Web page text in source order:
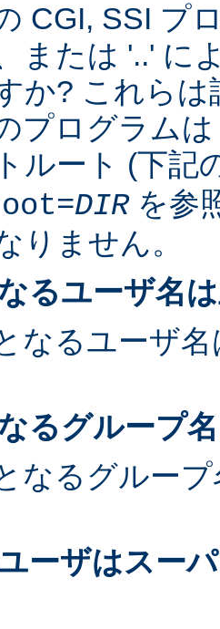
CGI, SSI プ
または '..' に
か? これら
プログラム
ルート (下記
DIRを参
りません。
るユーザ名
なるユーザ
るグループ
なるグルー
ーザはスー